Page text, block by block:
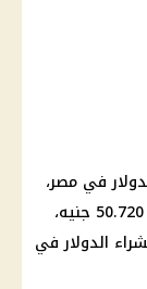
في مصر،
حيث بلغ سعر الشراء 50.620 جنيه وسعر البيع 50.720 جنيه،
الدولارفي